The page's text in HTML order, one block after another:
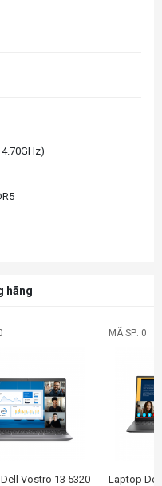
hãng
Vostro 13 5320
MÃ SP: 0
Laptop